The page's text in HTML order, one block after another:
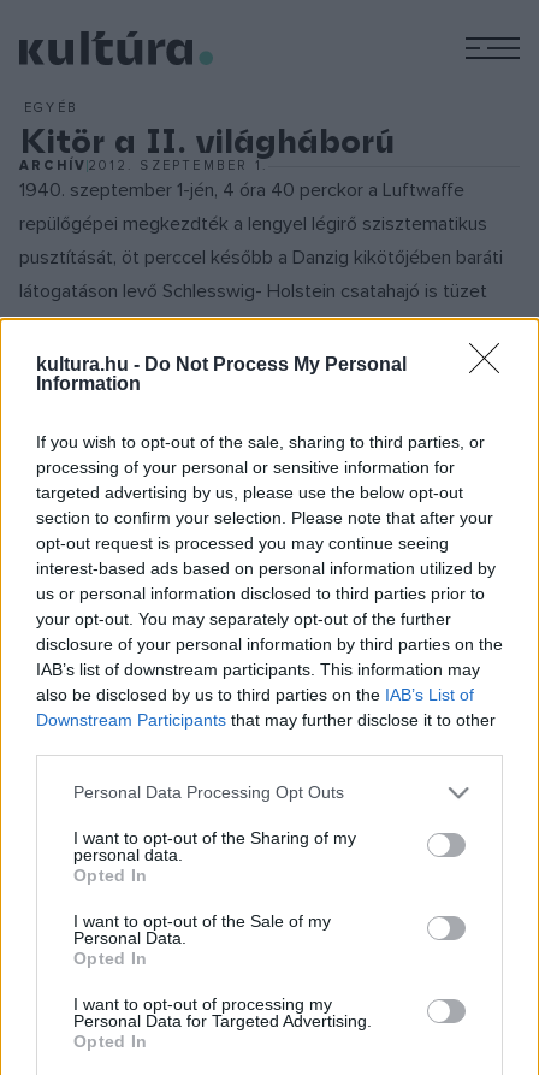
kultura.hu - Do Not Process My Personal
Information
If you wish to opt-out of the sale, sharing to third parties, or
processing of your personal or sensitive information for
targeted advertising by us, please use the below opt-out
section to confirm your selection. Please note that after your
opt-out request is processed you may continue seeing
interest-based ads based on personal information utilized by
us or personal information disclosed to third parties prior to
your opt-out. You may separately opt-out of the further
disclosure of your personal information by third parties on the
IAB’s list of downstream participants. This information may
also be disclosed by us to third parties on the IAB’s List of
Downstream Participants that may further disclose it to other
Please note that this website/app uses one or more Google
not limited to your visit or usage behaviour. You may click to
grant or deny consent to Google and its third-party tags to
use your data for below specified purposes in below Google
consent section.
Personal Data Processing Opt Outs
I want to opt-out of the Sharing of my
personal data.
Opted In
I want to opt-out of the Sale of my
Personal Data.
Opted In
I want to opt-out of processing my
Personal Data for Targeted Advertising.
Opted In
EGYÉB
Kitör a II. világháború
ARCHÍV2012. SZEPTEMBER 1.
1940. szeptember 1-jén, 4 óra 40 perckor a Luftwaffe
repülőgépei megkezdték a lengyel légirő szisztematikus
pusztítását, öt perccel később a Danzig kikötőjében baráti
látogatáson levő Schlesswig- Holstein csatahajó is tüzet
nyitott a danzigi öbölben levő ? ? ? ? ? ? ? ? ? ? ? ? ? ? ? ? ?
? ? ? ? ? ? ? ? ? ? ? ? ? ? ? ? ? ? ? ? ? ? ? ? ? ? ? ? ? ? ? ? ? ? ?
? ? ? ? ? ? ? ? ? ? ? ? ? ? ? ? ? ? ? ? ? ? ? ? ? ? ? ? ? ? ? ? ? ? ?
? ? ? ? ? ? ? ? ? ? ? ? ? ? ? ? ? ? ? ? ? ? ? ? ? ? ? ? ? ? ? ? ? ? ?
? ? ? ? ? ? ? ? ? ? ? ? ? ? ? ? ? ? ? ? ? ? ? ? ? ? ? ? ? ? ? ? ? ? ?
? ? ? ? ? ? ? ? ? ? ? ? ? ? ? ? ? ? ? ? ? ? ? ? ? ? ? ? ? ? ? ? ? ? ?
? ? ? ? ? ? ? ? ? ? ? ? ? ? ? ? ? ? ? ? ? ? ? ? ? ? ? ? ? ? ? ? ? ? ?
? ? ? ? ? ? ? ? ? ? ? ? ? ? ? ? ? ? ? ? ? ? ? ? ? ? ? ? ? ? ? ? ? ? ?
? ? ? ? ? ? ? ? ? ? ? ? ? ? ? ? ? ? ? ? ? ? ? ? ? ? ? ? ? ? ? ? ? ? ?
? ? ? ? ? ? ? ? ? ? ? ? ? ? ? ? ? ? ? ? ? ? ? ? ? ? ? ? ? ? ? ? ? ? ?
? ? ? ? ? ? ? ? ? ? ? ? ? ? ? ? ? ? ? ? ? ? ? ? ? ? ? ? ? ? ? ? ? ? ?
? ? ? ? ? ? ? ? ? ? ? ? ? ? ? ? ? ? ? ? ? ? ? ? ? ? ? ? ? ? ? ? ? ? ?
? ? ? ? ? ? ? ? ? ? ? ? ? ? ? ? ? ? ? ? ? ? ? ? ? ? ? ? ? ? ? ? ? ? ?
? ? ? ? ? ? ? ? ? ? ? ? ? ? ? ? ? ? ? ? ? ? ? ? ? ? ? ? ? ? ? ? ? ? ?
? ? ? ? ? ? ? ? ? ? ? ? ? ? ? ? ? ? ? ? ? ? ? ? ? ? ? ? ? ? ? ? ? ? ?
? ? ? ? ? ? ? ? ? ? ? ? ? ? ? ? ? ? ? ? ? ? ? ? ? ? ? ? ? ? ? ? ? ? ?